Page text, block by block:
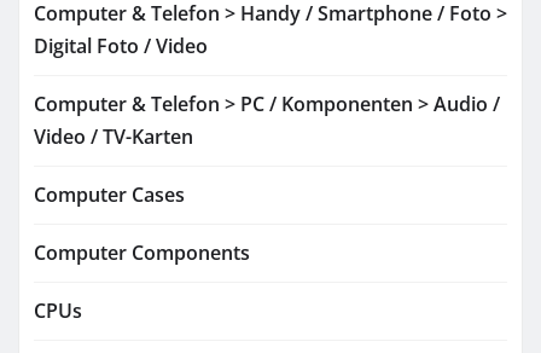
Computer & Telefon > Handy / Smartphone / Foto >
Digital Foto / Video
Computer & Telefon > PC / Komponenten > Audio /
Video / TV-Karten
Computer Cases
Computer Components
CPUs